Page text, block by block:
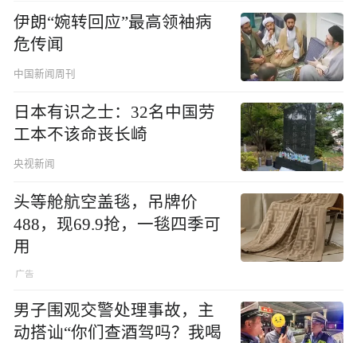
伊朗“婉转回应”最高领袖病
危传闻
中国新闻周刊
日本有识之士：32名中国劳
工本不该命丧长崎
央视新闻
头等舱航空盖毯，吊牌价
488，现69.9抢，一毯四季可
用
男子围观交警处理事故，主
动搭讪“你们查酒驾吗？我喝